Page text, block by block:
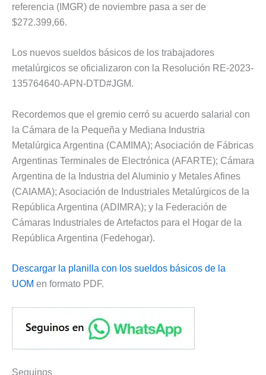
referencia (IMGR) de noviembre pasa a ser de
$272.399,66.
Los nuevos sueldos básicos de los trabajadores
metalúrgicos se oficializaron con la Resolución RE-2023-
135764640-APN-DTD#JGM.
Recordemos que el gremio cerró su acuerdo salarial con
la Cámara de la Pequeña y Mediana Industria
Metalúrgica Argentina (CAMIMA); Asociación de Fábricas
Argentinas Terminales de Electrónica (AFARTE); Cámara
Argentina de la Industria del Aluminio y Metales Afines
(CAIAMA); Asociación de Industriales Metalúrgicos de la
República Argentina (ADIMRA); y la Federación de
Cámaras Industriales de Artefactos para el Hogar de la
República Argentina (Fedehogar).
Descargar la planilla con los sueldos básicos de la
UOM en formato PDF.
Seguinos